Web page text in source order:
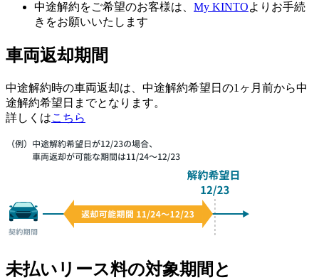
中途解約をご希望のお客様は、 My KINTOよりお手続
きをお願いいたします
車両返却期間
中途解約時の車両返却は、中途解約希望日の1ヶ月前から中
途解約希望日までとなります。
詳しくはこちら
未払いリース料の対象期間と